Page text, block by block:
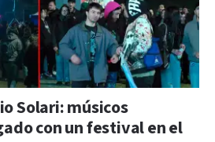
Solari: músicos
con un festival en el